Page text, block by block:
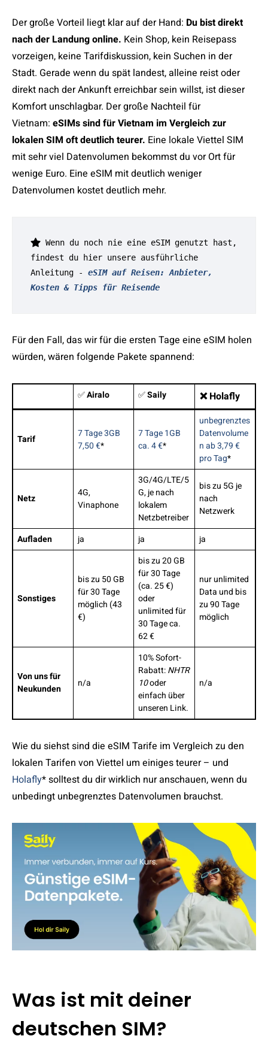
Der große Vorteil liegt klar auf der Hand: Du bist direkt
nach der Landung online. Kein Shop, kein Reisepass
vorzeigen, keine Tarifdiskussion, kein Suchen in der
Stadt. Gerade wenn du spät landest, alleine reist oder
direkt nach der Ankunft erreichbar sein willst, ist dieser
Komfort unschlagbar. Der große Nachteil für
Vietnam: eSIMs sind für Vietnam im Vergleich zur
lokalen SIM oft deutlich teurer. Eine lokale Viettel SIM
mit sehr viel Datenvolumen bekommst du vor Ort für
wenige Euro. Eine eSIM mit deutlich weniger
Datenvolumen kostet deutlich mehr.
Wenn du noch nie eine eSIM genutzt hast,
findest du hier unsere ausführliche
Anleitung - eSIM auf Reisen: Anbieter,
Kosten & Tipps für Reisende
Für den Fall, das wir für die ersten Tage eine eSIM holen
würden, wären folgende Pakete spannend:
✅Airalo ✅Saily ❌ Holafly
Tarif
7 Tage 3GB
7,50 €*
7 Tage 1GB
ca. 4 €*
unbegrenztes
Datenvolume
n ab 3,79 €
pro Tag*
Netz
4G,
Vinaphone
3G/4G/LTE/5
G, je nach
lokalem
Netzbetreiber
bis zu 5G je
nach
Netzwerk
Aufladen ja ja ja
Sonstiges
bis zu 50 GB
für 30 Tage
möglich (43
€)
bis zu 20 GB
für 30 Tage
(ca. 25 €)
oder
unlimited für
30 Tage ca.
62 €
nur unlimited
Data und bis
zu 90 Tage
möglich
Von uns für
Neukunden
n/a
10% Sofort-
Rabatt:NHTR
10oder
einfach über
unseren Link.
n/a
Wie du siehst sind die eSIM Tarife im Vergleich zu den
lokalen Tarifen von Viettel um einiges teurer – und
Holafly* solltest du dir wirklich nur anschauen, wenn du
unbedingt unbegrenztes Datenvolumen brauchst.
Was ist mit deiner
deutschen SIM?